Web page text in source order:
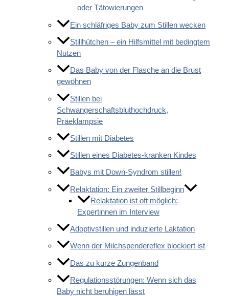
oder Tätowierungen
Ein schläfriges Baby zum Stillen wecken
Stillhütchen – ein Hilfsmittel mit bedingtem
Nutzen
Das Baby von der Flasche an die Brust
gewöhnen
Stillen bei
Schwangerschaftsbluthochdruck,
Präeklampsie
Stillen mit Diabetes
Stillen eines Diabetes-kranken Kindes
Babys mit Down-Syndrom stillen!
Relaktation: Ein zweiter Stillbeginn
Relaktation ist oft möglich:
Expertinnen im Interview
Adoptivstillen und induzierte Laktation
Wenn der Milchspendereflex blockiert ist
Das zu kurze Zungenband
Regulationsstörungen: Wenn sich das
Baby nicht beruhigen lässt